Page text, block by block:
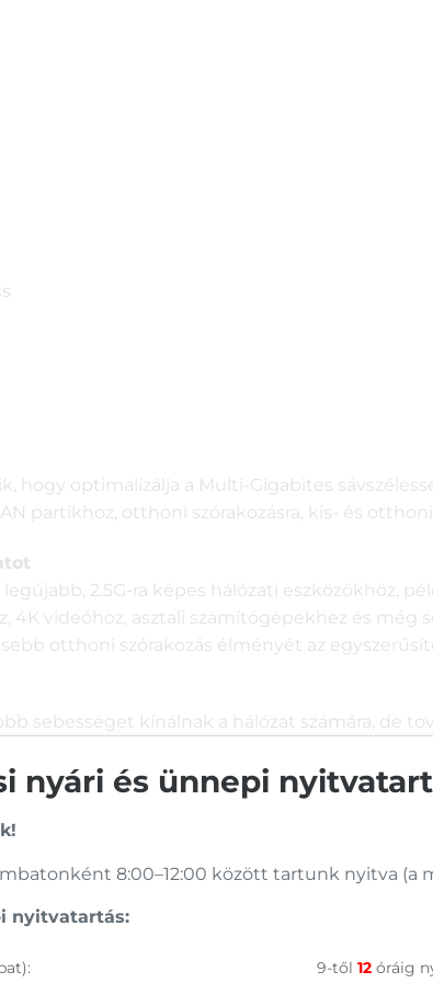
hogy optimalizálja a Multi-Gigabites
partikhoz, otthoni szórakozásra, kis- és
2.5G-ra képes hálózati eszközökhöz,
4K videóhoz, asztali számítógépekhez és még
otthoni szórakozás élményét az
sebességet kínálnak a hálózat számára, de
működésért
hardveres kialakítással rendelkezik, a
az asztalra kívánja helyezni, vagy a falra szereli
nyári és ünnepi
8:00–12:00 között tartunk nyitva (a
nyitvatartás:
9-től 12óráig